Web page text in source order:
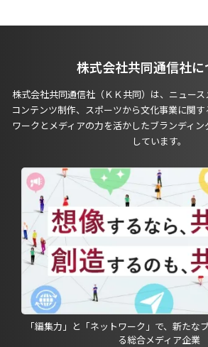
株式会社共同通信社に
株式会社共同通信社（ＫＫ共同）は、ニュー
コンテンツ制作、スポーツから文化事業に関
ワークとメディアの力を活かしたブランディ
しています。
「編集力」と「ネットワーク」で、新たな
る総合メディア企業